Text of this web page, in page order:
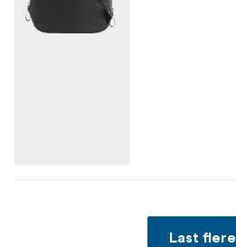
Last flere